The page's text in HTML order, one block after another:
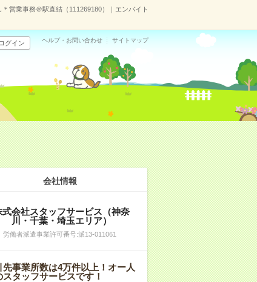
営業事務＠駅直結（111269180）｜エンバイト
ログイン ヘルプ・お問い合わせ サイトマップ
会社情報
式会社スタッフサービス（神奈
川・千葉・埼玉エリア）
労働者派遣事業許可番号:派13-011061
先事業所数は4万件以上！オー人
スタッフサービスです！